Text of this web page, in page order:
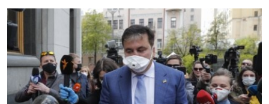
СПЕЦПРОЕКТИ
ВІДЕОУРОКИ «ELIFBE»
СВІДЧЕННЯ ОКУПАЦІЇ
УКРАЇНСЬКА ПРОБЛЕМА КРИМУ
ЯК ОБІЙТИ БЛОКУВАННЯ
Русский
Qırımtatar